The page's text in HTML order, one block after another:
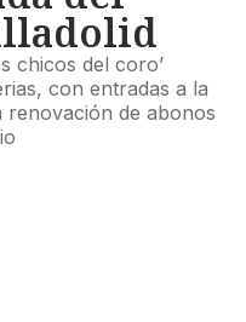
chicos del coro’
con entradas a la
renovación de abonos